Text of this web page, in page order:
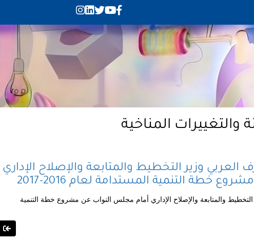
والتغييرات المناخية
العربي وزير التخطيط والمتابعة والإصلاح الإداري
خطة التنمية المستدامة لعام 2016-2017
التخطيط والمتابعة والإصلاح الإداري أمام مجلس النواب عن مشروع خطة التنمية